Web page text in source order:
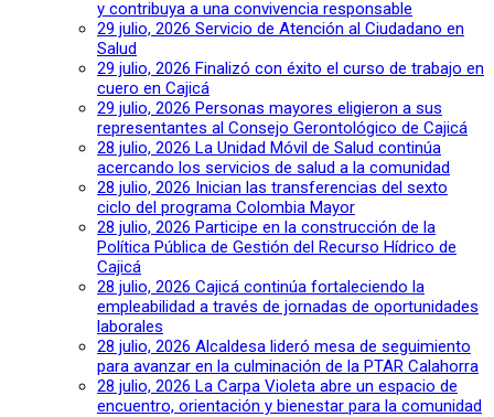
y contribuya a una convivencia responsable
29 julio, 2026 Servicio de Atención al Ciudadano en
Salud
29 julio, 2026 Finalizó con éxito el curso de trabajo en
cuero en Cajicá
29 julio, 2026 Personas mayores eligieron a sus
representantes al Consejo Gerontológico de Cajicá
28 julio, 2026 La Unidad Móvil de Salud continúa
acercando los servicios de salud a la comunidad
28 julio, 2026 Inician las transferencias del sexto
ciclo del programa Colombia Mayor
28 julio, 2026 Participe en la construcción de la
Política Pública de Gestión del Recurso Hídrico de
Cajicá
28 julio, 2026 Cajicá continúa fortaleciendo la
empleabilidad a través de jornadas de oportunidades
laborales
28 julio, 2026 Alcaldesa lideró mesa de seguimiento
para avanzar en la culminación de la PTAR Calahorra
28 julio, 2026 La Carpa Violeta abre un espacio de
encuentro, orientación y bienestar para la comunidad